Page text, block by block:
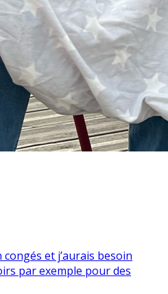
et j’aurais besoin
par exemple pour des